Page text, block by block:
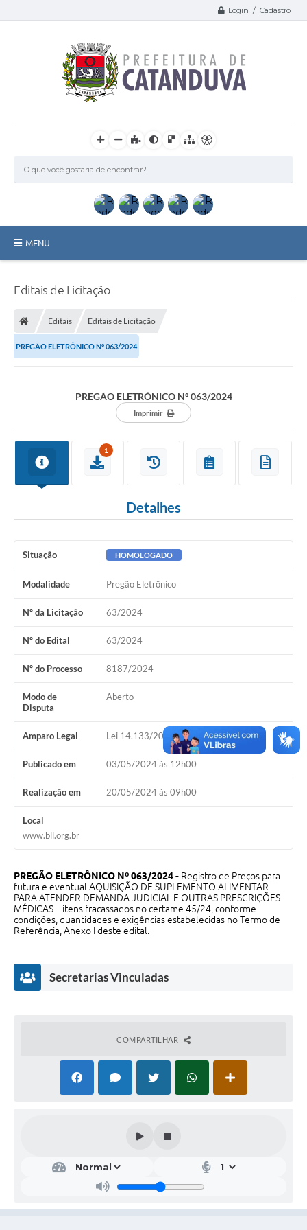
Login / Cadastro
MENU
Galeria de Fotos
Ouvidoria
Arquivos para Download
Carta de Serviços
Notícias
Obras
Galeria de Vídeos
Telefones Úteis
A Prefeitura
Enquete
SIC
Contato
Editais
Editais de Licitação
Editais Editais de Licitação
PREGÃO ELETRÔNICO Nº 063/2024
PREGÃO ELETRÔNICO Nº 063/2024
Imprimir
1
Detalhes
Situação HOMOLOGADO
Modalidade Pregão Eletrônico
Nº da Licitação 63/2024
Nº do Edital 63/2024
Nº do Processo 8187/2024
Modo de
Disputa
Aberto
Amparo Legal Lei 14.133/2021, Art 28, I
Publicado em 03/05/2024 às 12h00
Realização em 20/05/2024 às 09h00
Local
www.bll.org.br
PREGÃO ELETRÔNICO Nº 063/2024 - Registro de Preços para
futura e eventual AQUISIÇÃO DE SUPLEMENTO ALIMENTAR
PARA ATENDER DEMANDA JUDICIAL E OUTRAS PRESCRIÇÕES
MÉDICAS – itens fracassados no certame 45/24, conforme
condições, quantidades e exigências estabelecidas no Termo de
Referência, Anexo I deste edital.
Secretarias Vinculadas
de
COMPARTILHAR